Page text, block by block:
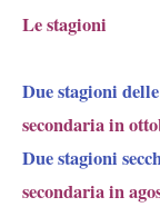
Le stagioni
Due stagioni
secondaria in
Due stagioni
secondaria in